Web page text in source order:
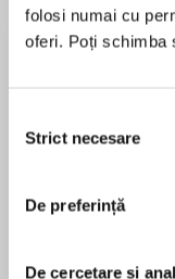
folosi numai cu
oferi. Poți schimba
consimțământului
Strict necesare
De preferință
De cercetare și
A Summer
Obama, Bill
and
that explores
history have
Recenzii
Ajungi sa